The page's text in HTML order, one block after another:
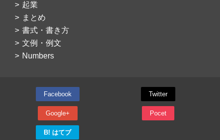
起業
まとめ
書式・書き方
文例・例文
Numbers
Facebook Twitter
Google+ Pocet
B! はてブ